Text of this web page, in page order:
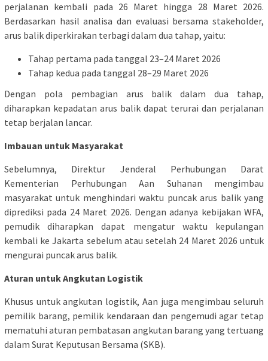
perjalanan kembali pada 26 Maret hingga 28 Maret 2026.
Berdasarkan hasil analisa dan evaluasi bersama stakeholder,
arus balik diperkirakan terbagi dalam dua tahap, yaitu:
Tahap pertama pada tanggal 23–24 Maret 2026
Tahap kedua pada tanggal 28–29 Maret 2026
Dengan pola pembagian arus balik dalam dua tahap,
diharapkan kepadatan arus balik dapat terurai dan perjalanan
tetap berjalan lancar.
Imbauan untuk Masyarakat
Sebelumnya, Direktur Jenderal Perhubungan Darat
Kementerian Perhubungan Aan Suhanan mengimbau
masyarakat untuk menghindari waktu puncak arus balik yang
diprediksi pada 24 Maret 2026. Dengan adanya kebijakan WFA,
pemudik diharapkan dapat mengatur waktu kepulangan
kembali ke Jakarta sebelum atau setelah 24 Maret 2026 untuk
mengurai puncak arus balik.
Aturan untuk Angkutan Logistik
Khusus untuk angkutan logistik, Aan juga mengimbau seluruh
pemilik barang, pemilik kendaraan dan pengemudi agar tetap
mematuhi aturan pembatasan angkutan barang yang tertuang
dalam Surat Keputusan Bersama (SKB).